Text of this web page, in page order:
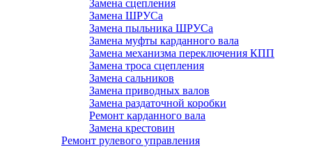
Замена сцепления
Замена ШРУСа
Замена пыльника ШРУСа
Замена муфты карданного вала
Замена механизма переключения КПП
Замена троса сцепления
Замена сальников
Замена приводных валов
Замена раздаточной коробки
Ремонт карданного вала
Замена крестовин
Ремонт рулевого управления